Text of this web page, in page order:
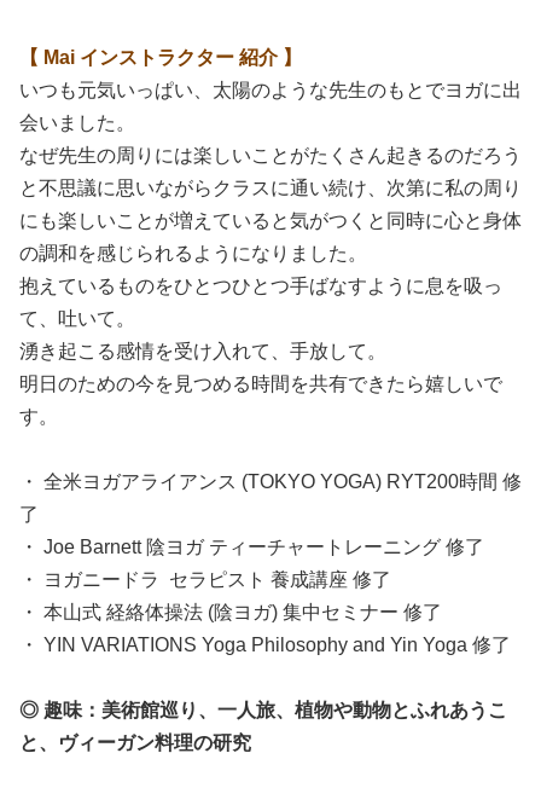
【 Mai インストラクター 紹介 】
いつも元気いっぱい、太陽のような先生のもとでヨガに出
会いました。
なぜ先生の周りには楽しいことがたくさん起きるのだろう
と不思議に思いながらクラスに通い続け、次第に私の周り
にも楽しいことが増えていると気がつくと同時に心と身体
の調和を感じられるようになりました。
抱えているものをひとつひとつ手ばなすように息を吸っ
て、吐いて。
湧き起こる感情を受け入れて、手放して。
明日のための今を見つめる時間を共有できたら嬉しいで
す。
・ 全米ヨガアライアンス (TOKYO YOGA) RYT200時間 修
了
・ Joe Barnett 陰ヨガ ティーチャートレーニング 修了
・ ヨガニードラ セラピスト 養成講座 修了
・ 本山式 経絡体操法 (陰ヨガ) 集中セミナー 修了
・ YIN VARIATIONS Yoga Philosophy and Yin Yoga 修了
◎ 趣味： 美術館巡り、 一人旅、 植物や動物とふれあうこ
と、
ヴィーガン料理の研究